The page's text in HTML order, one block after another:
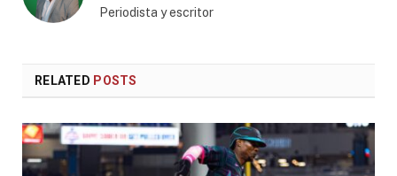
Periodista y escritor
RELATED POSTS